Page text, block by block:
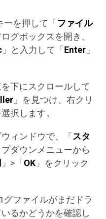
ーを押して「 ファイル
グボックスを開き、
」と入力して「 Enter 」
を下にスクロールして
」を見つけ、右クリ
選択します。
ィンドウで、「 スタ
ダウンメニューから
」>「 OK 」をクリック
グファイルがまだドラ
るかどうかを確認し